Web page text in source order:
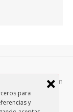
para
y
esta página están
Attribution-
de privacidad